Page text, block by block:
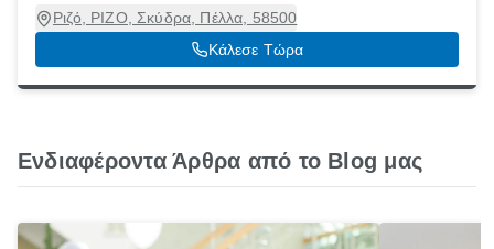
Ριζό, ΡΙΖΟ, Σκύδρα, Πέλλα, 58500
Κάλεσε Τώρα
Ενδιαφέροντα Άρθρα από το Blog μας